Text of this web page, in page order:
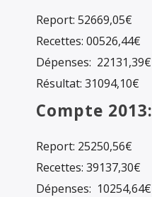
Report: 52669,05€
Recettes: 00526,44€
Dépenses: 22131,39€
Résultat: 31094,10€
Compte 2013:
Report: 25250,56€
Recettes: 39137,30€
Dépenses: 10254,64€